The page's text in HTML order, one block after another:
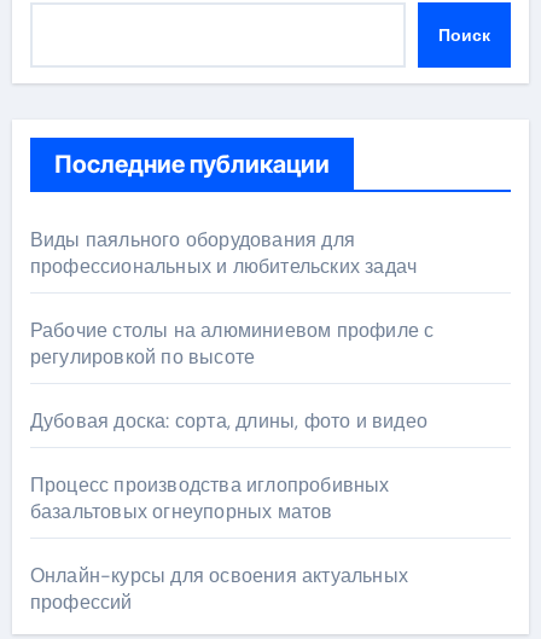
Поиск
Последние публикации
Виды паяльного оборудования для
профессиональных и любительских задач
Рабочие столы на алюминиевом профиле с
регулировкой по высоте
Дубовая доска: сорта, длины, фото и видео
Процесс производства иглопробивных
базальтовых огнеупорных матов
Онлайн-курсы для освоения актуальных
профессий